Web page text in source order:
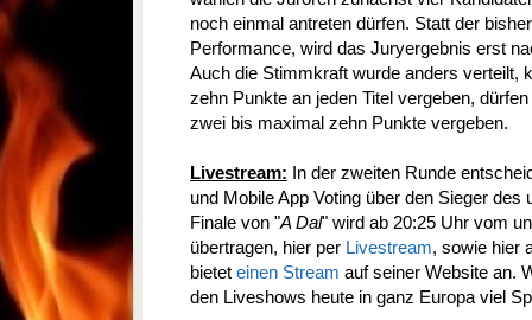
noch einmal antreten dürfen. Statt der
Performance, wird das Juryergebnis erst
Auch die Stimmkraft wurde anders verteilt,
zehn Punkte an jeden Titel vergeben,
zwei bis maximal zehn Punkte vergeben.
Livestream: In der zweiten Runde
und Mobile App Voting über den Sieger
Finale von "A Dal" wird ab 20:25 Uhr vom
übertragen, hier per Livestream, sowie hier
bietet einen Stream auf seiner Website an.
den Liveshows heute in ganz Europa viel